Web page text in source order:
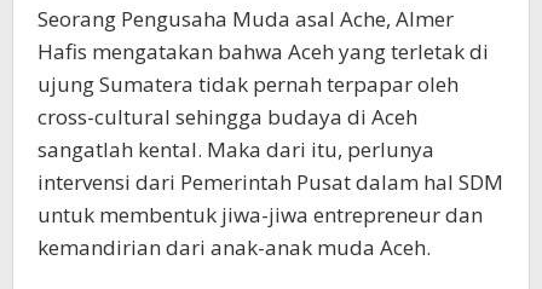
Seorang Pengusaha Muda asal Ache, Almer
Hafis mengatakan bahwa Aceh yang terletak di
ujung Sumatera tidak pernah terpapar oleh
cross-cultural sehingga budaya di Aceh
sangatlah kental. Maka dari itu, perlunya
intervensi dari Pemerintah Pusat dalam hal SDM
untuk membentuk jiwa-jiwa entrepreneur dan
kemandirian dari anak-anak muda Aceh.